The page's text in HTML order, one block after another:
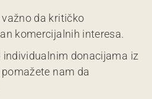
da kritičko
komercijalnih interesa.
individualnim donacijama iz
nam da